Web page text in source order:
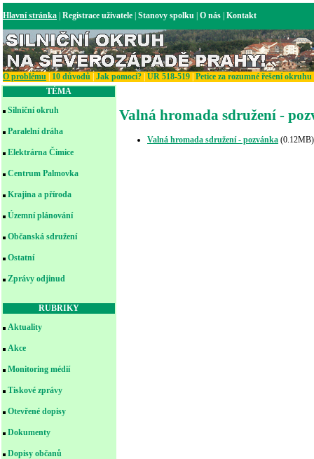
Hlavní stránka Registrace uživatele Stanovy spolku O nás Kontakt
O problému 10 důvodů Jak pomoci? UR 518-519 Petice za rozumné řešení
TÉMA
Silniční okruh
Paralelní dráha
Elektrárna Čimice
Centrum Palmovka
Krajina a příroda
Územní plánování
Občanská sdružení
Ostatní
Zprávy odjinud
RUBRIKY
Aktuality
Akce
Monitoring médií
Tiskové zprávy
Otevřené dopisy
Dokumenty
Dopisy občanů
Valná hromada sdružení -
Valná hromada sdružení - pozvánka (0.12MB)